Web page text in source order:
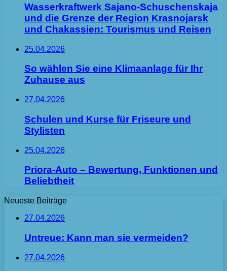
Wasserkraftwerk Sajano-Schuschenskaja
und die Grenze der Region Krasnojarsk
und Chakassien: Tourismus und Reisen
25.04.2026
So wählen Sie eine Klimaanlage für Ihr
Zuhause aus
27.04.2026
Schulen und Kurse für Friseure und
Stylisten
25.04.2026
Priora-Auto – Bewertung, Funktionen und
Beliebtheit
Neueste Beiträge
27.04.2026
Untreue: Kann man sie vermeiden?
27.04.2026